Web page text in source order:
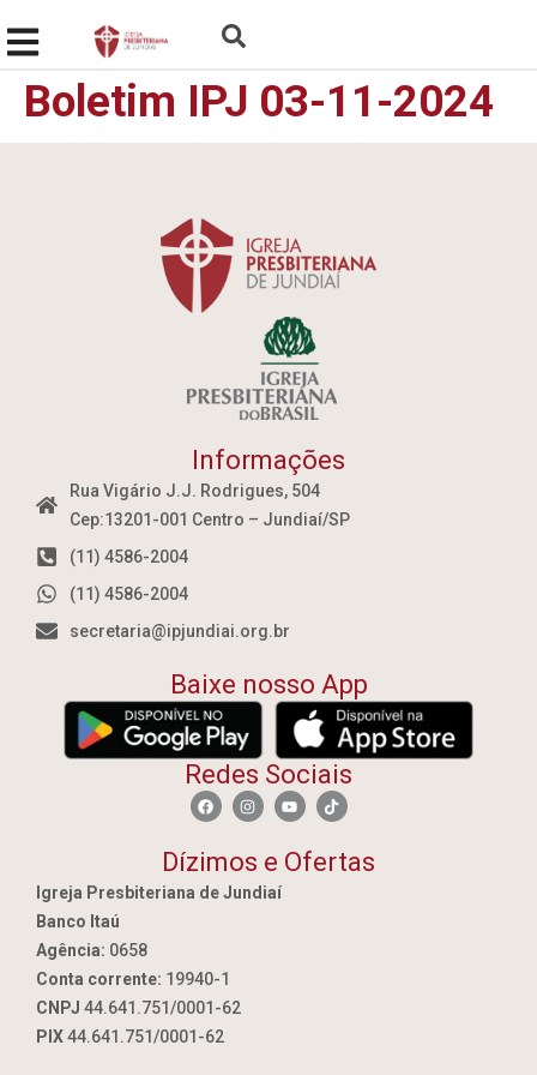
Boletim IPJ 03-11-2024
Informações
Rua Vigário J.J. Rodrigues, 504
Cep:13201-001 Centro – Jundiaí/SP
(11) 4586-2004
(11) 4586-2004
secretaria@ipjundiai.org.br
Baixe nosso App
Redes Sociais
Dízimos e Ofertas
Igreja Presbiteriana de Jundiaí
Banco Itaú
Agência: 0658
Conta corrente: 19940-1
CNPJ 44.641.751/0001-62
PIX44.641.751/0001-62